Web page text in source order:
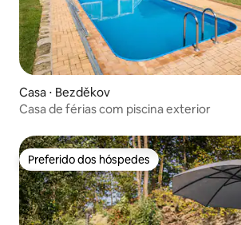
Casa ⋅ Bezděkov
Casa de férias com piscina exterior
Preferido dos hóspedes
Preferido dos hóspedes